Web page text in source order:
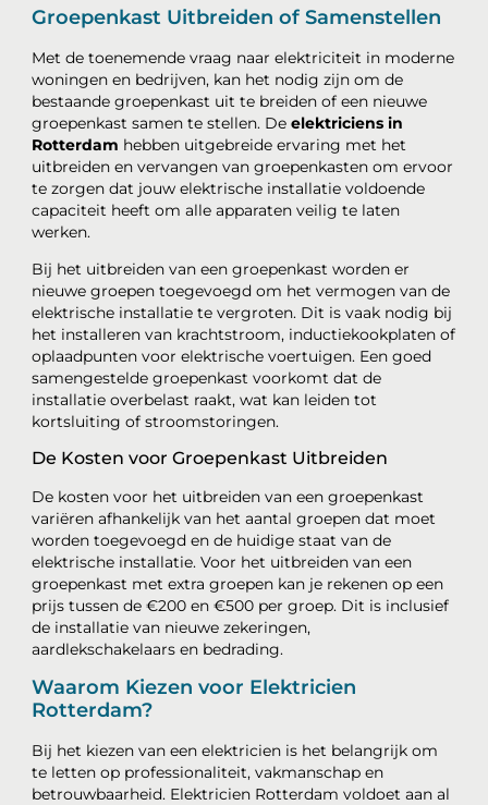
Groepenkast Uitbreiden of Samenstellen
Met de toenemende vraag naar elektriciteit in moderne
woningen en bedrijven, kan het nodig zijn om de
bestaande groepenkast uit te breiden of een nieuwe
groepenkast samen te stellen. Deelektriciens in
Rotterdam hebben uitgebreide ervaring met het
uitbreiden en vervangen van groepenkasten om ervoor
te zorgen dat jouw elektrische installatie voldoende
capaciteit heeft om alle apparaten veilig te laten
werken.
Bij het uitbreiden van een groepenkast worden er
nieuwe groepen toegevoegd om het vermogen van de
elektrische installatie te vergroten. Dit is vaak nodig bij
het installeren van krachtstroom, inductiekookplaten of
oplaadpunten voor elektrische voertuigen. Een goed
samengestelde groepenkast voorkomt dat de
installatie overbelast raakt, wat kan leiden tot
kortsluiting of stroomstoringen.
De Kosten voor Groepenkast Uitbreiden
De kosten voor het uitbreiden van een groepenkast
variëren afhankelijk van het aantal groepen dat moet
worden toegevoegd en de huidige staat van de
elektrische installatie. Voor het uitbreiden van een
groepenkast met extra groepen kan je rekenen op een
prijs tussen de €200 en €500 per groep. Dit is inclusief
de installatie van nieuwe zekeringen,
aardlekschakelaars en bedrading.
Waarom Kiezen voor Elektricien
Rotterdam?
Bij het kiezen van een elektricien is het belangrijk om
te letten op professionaliteit, vakmanschap en
betrouwbaarheid. Elektricien Rotterdam voldoet aan al